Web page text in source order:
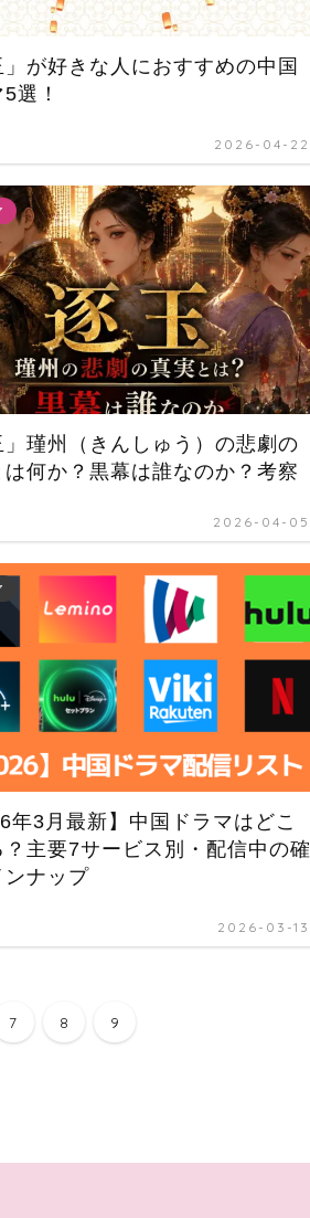
」が好きな人におすすめの中国
選！
2026-04-22
」瑾州（きんしゅう）の悲劇の
は何か？黒幕は誰なのか？考察
2026-04-05
年3月最新】中国ドラマはどこ
？主要7サービス別・配信中の確
ンナップ
2026-03-13
7 8 9